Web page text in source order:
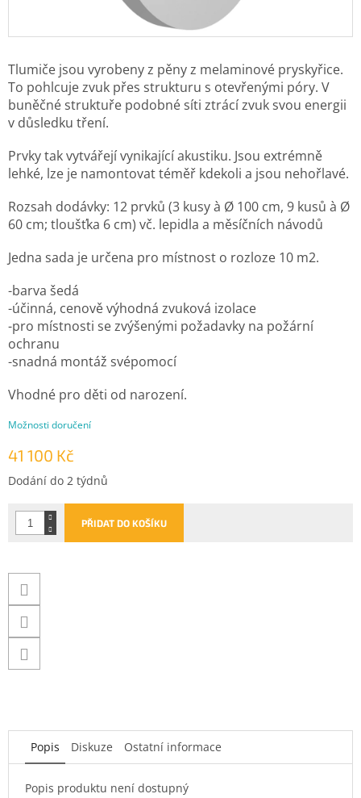
41 100 Kč
Měrná
Dodání do 2 týdnů
Možnosti doručení
PŘIDAT DO KOŠÍKU
Tlumiče jsou vyrobeny z pěny z melaminové pryskyřice.
To pohlcuje zvuk přes strukturu s otevřenými póry. V
buněčné struktuře podobné síti ztrácí zvuk svou energii
v důsledku tření.
Prvky tak vytvářejí vynikající akustiku. Jsou extrémně
lehké, lze je namontovat téměř kdekoli a jsou nehořlavé.
Rozsah dodávky: 12 prvků (3 kusy à Ø 100 cm, 9 kusů à Ø
60 cm; tloušťka 6 cm) vč. lepidla a měsíčních návodů
Jedna sada je určena pro místnost o rozloze 10 m2.
-barva šedá
-účinná, cenově výhodná zvuková izolace
-pro místnosti se zvýšenými požadavky na požární
ochranu
-snadná montáž svépomocí
Vhodné pro děti od narození.
Popis Diskuze Ostatní informace
Popis produktu není dostupný